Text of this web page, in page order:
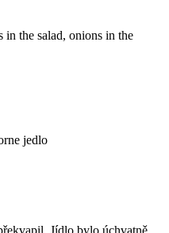
in the salad, onions in the
jedlo
Jídlo bylo úchvatně